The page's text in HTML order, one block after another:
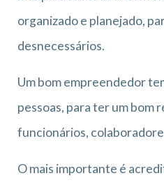
organizado e planejado,
desnecessários.
Um bom empreendedor
pessoas, para ter um bom
funcionários,
O mais importante é